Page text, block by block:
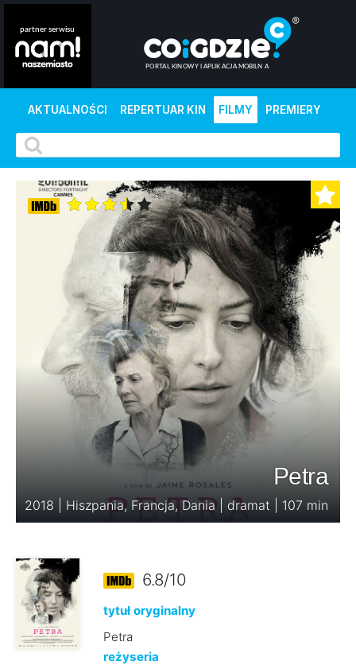
AKTUALNOŚCI REPERTUAR KIN FILMY PREMIERY
Petra
2018 | Hiszpania, Francja, Dania | dramat | 107 min
6.8/10
tytuł oryginalny
Petra
reżyseria